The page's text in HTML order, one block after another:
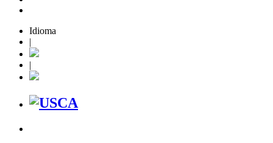
Idioma
|
|